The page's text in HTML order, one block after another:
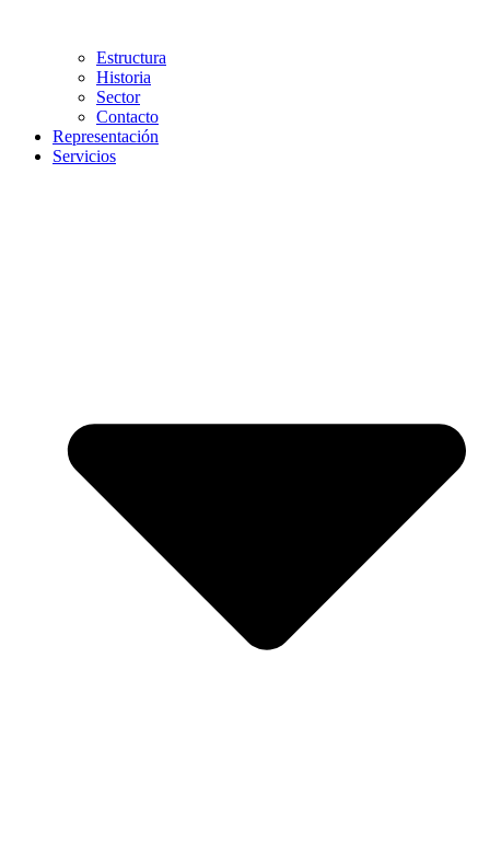
Estructura
Historia
Sector
Contacto
Representación
Servicios